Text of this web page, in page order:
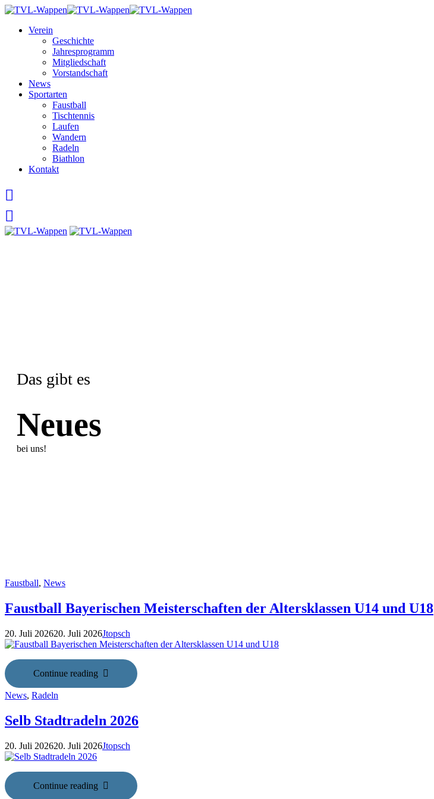
Skip
contentVerein
Geschichte
Jahresprogramm
Mitgliedschaft
Vorstandschaft
News
Sportarten
Faustball
Tischtennis
Laufen
Wandern
Radeln
Biathlon
Kontakt
Das gibt es
Neues
bei uns!
Faustball, News
Faustball Bayerischen Meisterschaften der Altersklassen U14 und U18
20. Juli 202620. Juli 2026Jtopsch
Continue reading
News, Radeln
Selb Stadtradeln 2026
20. Juli 202620. Juli 2026Jtopsch
Continue reading